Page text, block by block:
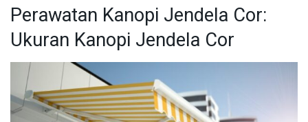
Perawatan Kanopi Jendela Cor:
Ukuran Kanopi Jendela Cor